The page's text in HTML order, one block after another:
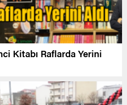
Kitabı Raflarda Yerini